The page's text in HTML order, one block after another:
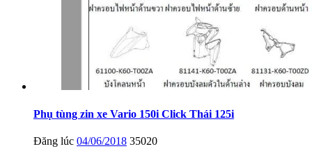
Phụ tùng zin xe Vario 150i Click Thái 125i
Đăng lúc 04/06/2018 35020